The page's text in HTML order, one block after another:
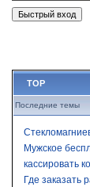
TOP
Последние темы
Мужское
кассировать
Где заказать